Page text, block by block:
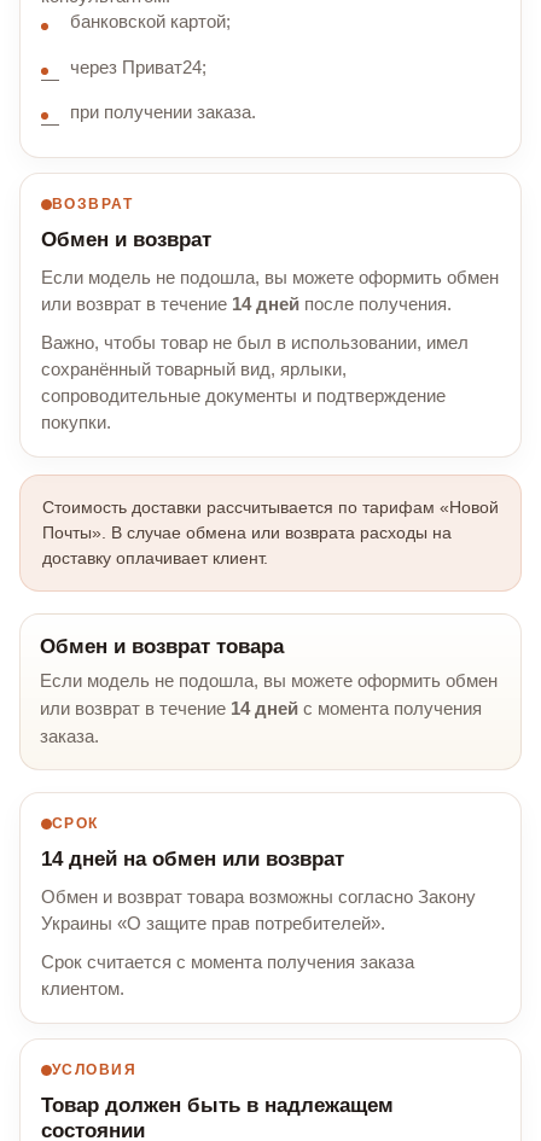
банковской картой;
через Приват24;
при получении заказа.
ВОЗВРАТ
Обмен и возврат
Если модель не подошла, вы можете оформить обмен
или возврат в течение 14 дней после получения.
Важно, чтобы товар не был в использовании, имел
сохранённый товарный вид, ярлыки,
сопроводительные документы и подтверждение
покупки.
Стоимость доставки рассчитывается по тарифам «Новой
Почты». В случае обмена или возврата расходы на
доставку оплачивает клиент.
Обмен и возврат товара
Если модель не подошла, вы можете оформить обмен
или возврат в течение 14 дней с момента получения
заказа.
СРОК
14 дней на обмен или возврат
Обмен и возврат товара возможны согласно Закону
Украины «О защите прав потребителей».
Срок считается с момента получения заказа
клиентом.
УСЛОВИЯ
Товар должен быть в надлежащем
состоянии